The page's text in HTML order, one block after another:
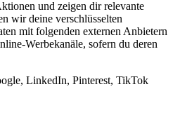
und zeigen dir relevante
wir deine verschlüsselten
mit folgenden externen Anbietern
Werbekanäle, sofern du deren
LinkedIn, Pinterest, TikTok